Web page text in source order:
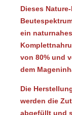
Dieses
ein
von 80% und
dem
Die
werden die
abgefüllt und